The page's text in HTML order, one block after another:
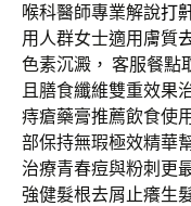
喉科醫師專業解說打
用人群女士適用膚質
色素沉澱， 客服餐點
且膳食纖維雙重效果
痔瘡藥膏推薦飲食使
部保持無瑕極效精華
治療青春痘與粉刺更
強健髮根去屑止癢生